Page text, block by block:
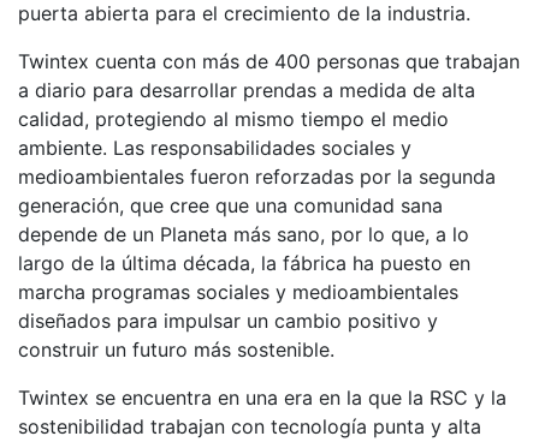
puerta abierta para el crecimiento de la industria.
Twintex cuenta con más de 400 personas que trabajan
a diario para desarrollar prendas a medida de alta
calidad, protegiendo al mismo tiempo el medio
ambiente. Las responsabilidades sociales y
medioambientales fueron reforzadas por la segunda
generación, que cree que una comunidad sana
depende de un Planeta más sano, por lo que, a lo
largo de la última década, la fábrica ha puesto en
marcha programas sociales y medioambientales
diseñados para impulsar un cambio positivo y
construir un futuro más sostenible.
Twintex se encuentra en una era en la que la RSC y la
sostenibilidad trabajan con tecnología punta y alta